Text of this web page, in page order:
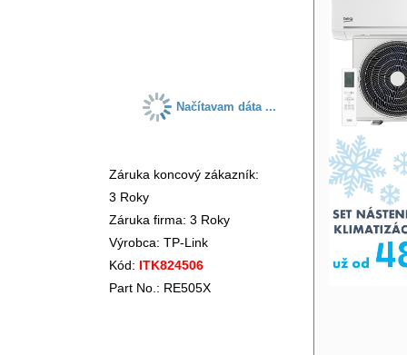
Načítavam dáta ...
Záruka koncový zákazník:
3 Roky
Záruka firma: 3 Roky
Výrobca: TP-Link
Kód: ITK824506
Part No.: RE505X